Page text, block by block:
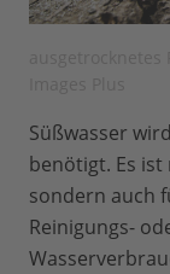
Süßwasser
benötigt. Es
sondern auch
Reinigungs-